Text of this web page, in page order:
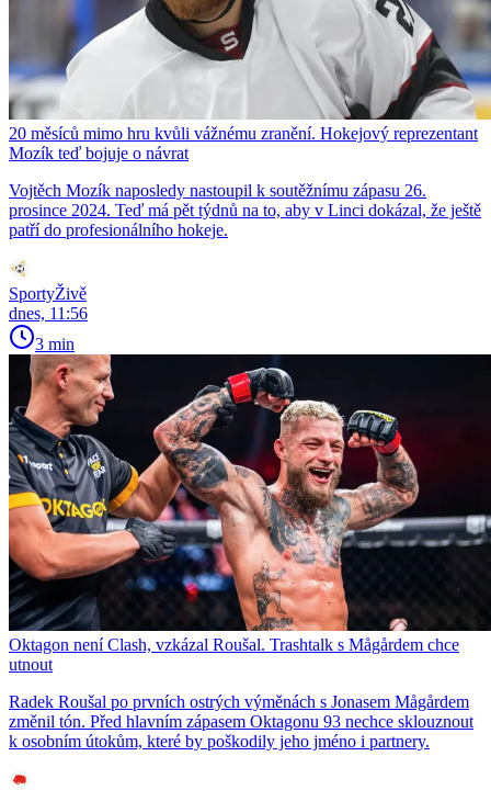
20 měsíců mimo hru kvůli vážnému zranění. Hokejový reprezentant
Mozík teď bojuje o návrat
Vojtěch Mozík naposledy nastoupil k soutěžnímu zápasu 26.
prosince 2024. Teď má pět týdnů na to, aby v Linci dokázal, že ještě
patří do profesionálního hokeje.
SportyŽivě
dnes, 11:56
3 min
Oktagon není Clash, vzkázal Roušal. Trashtalk s Mågårdem chce
utnout
Radek Roušal po prvních ostrých výměnách s Jonasem Mågårdem
změnil tón. Před hlavním zápasem Oktagonu 93 nechce sklouznout
k osobním útokům, které by poškodily jeho jméno i partnery.